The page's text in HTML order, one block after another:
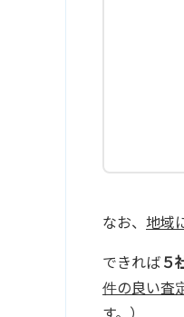
なお、 地域
できれば ５
件の良い査